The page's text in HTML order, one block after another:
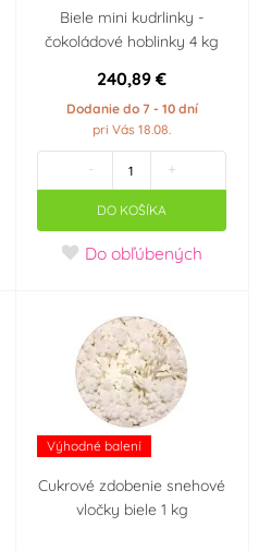
Biele mini kudrlinky -
čokoládové hoblinky 4 kg
240,89 €
Dodanie do 7 - 10 dní
pri Vás 18.08.
- +
DO KOŠÍKA
Do obľúbených
Výhodné balení
Cukrové zdobenie snehové
vločky biele 1 kg